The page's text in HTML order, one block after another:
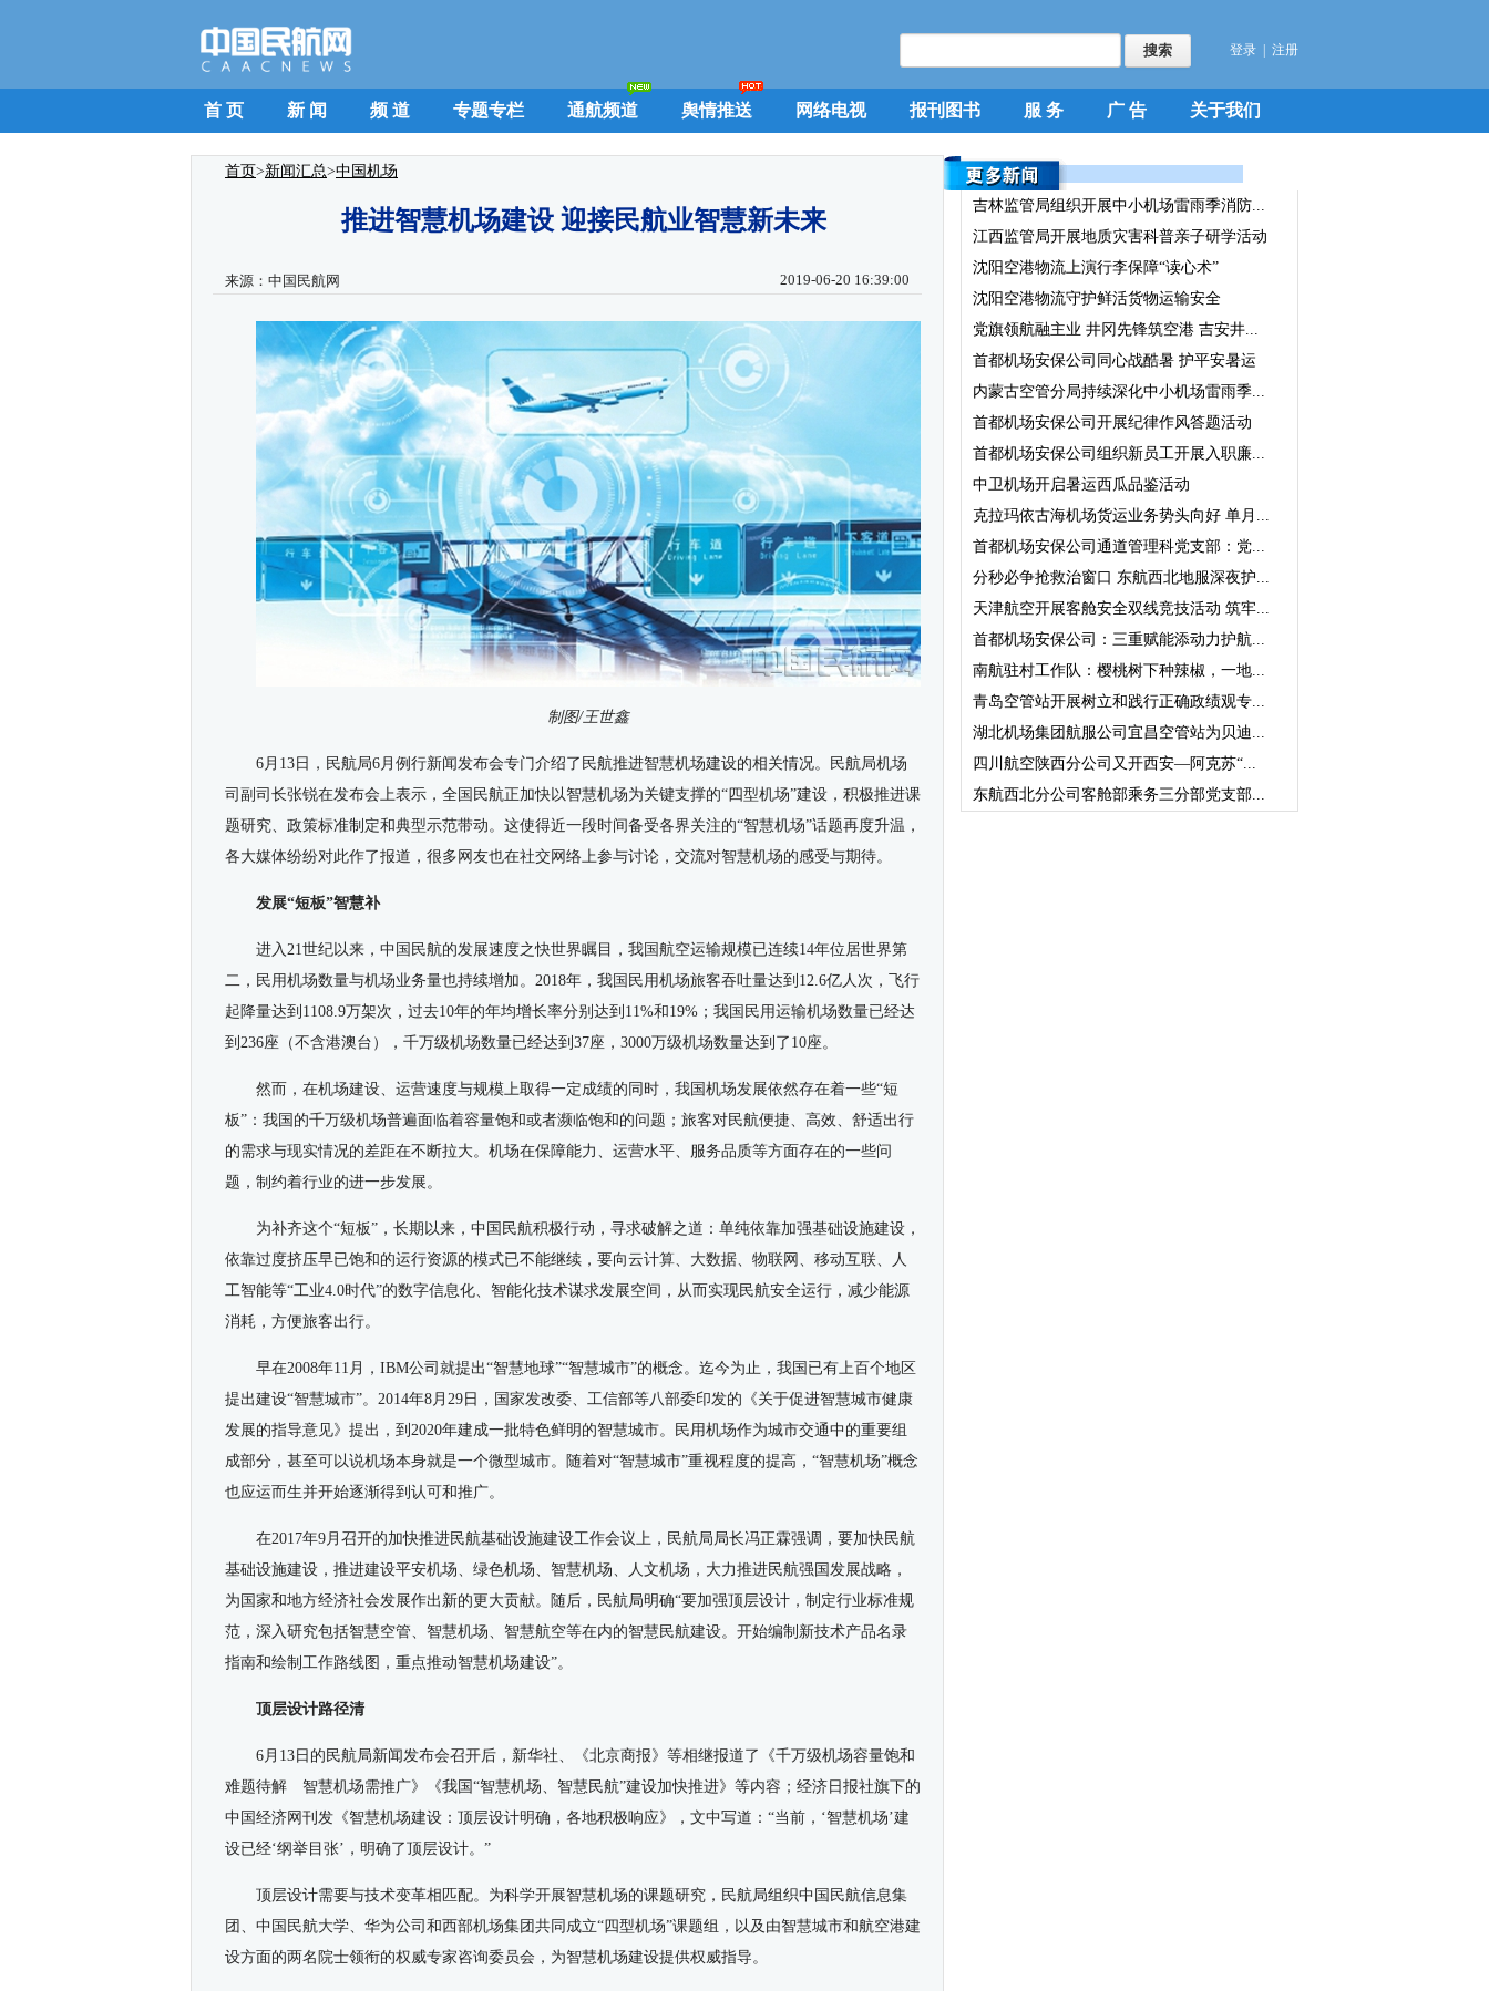
登录 注册
首 页 新 闻 频 道 专题专栏 通航频道 舆情推送 网络电视 报刊图书 服 务 广 告 关于我们
首页>新闻汇总>中国机场
推进智慧机场建设 迎接民航业智慧新未来
来源： 中国民航网 2019-06-20 16:39:00
制图/王世鑫
6月13日，民航局6月例行新闻发布会专门介绍了民航推进智慧机场建设的相关情况。民航局机场
司副司长张锐在发布会上表示，全国民航正加快以智慧机场为关键支撑的“四型机场”建设，积极推进课
题研究、政策标准制定和典型示范带动。这使得近一段时间备受各界关注的“智慧机场”话题再度升温，
各大媒体纷纷对此作了报道，很多网友也在社交网络上参与讨论，交流对智慧机场的感受与期待。
发展“短板”智慧补
进入21世纪以来，中国民航的发展速度之快世界瞩目，我国航空运输规模已连续14年位居世界第
二，民用机场数量与机场业务量也持续增加。2018年，我国民用机场旅客吞吐量达到12.6亿人次，飞行
起降量达到1108.9万架次，过去10年的年均增长率分别达到11%和19%；我国民用运输机场数量已经达
到236座（不含港澳台），千万级机场数量已经达到37座，3000万级机场数量达到了10座。
然而，在机场建设、运营速度与规模上取得一定成绩的同时，我国机场发展依然存在着一些“短
板”：我国的千万级机场普遍面临着容量饱和或者濒临饱和的问题；旅客对民航便捷、高效、舒适出行
的需求与现实情况的差距在不断拉大。机场在保障能力、运营水平、服务品质等方面存在的一些问
题，制约着行业的进一步发展。
为补齐这个“短板”，长期以来，中国民航积极行动，寻求破解之道：单纯依靠加强基础设施建设，
依靠过度挤压早已饱和的运行资源的模式已不能继续，要向云计算、大数据、物联网、移动互联、人
工智能等“工业4.0时代”的数字信息化、智能化技术谋求发展空间，从而实现民航安全运行，减少能源
消耗，方便旅客出行。
早在2008年11月，IBM公司就提出“智慧地球”“智慧城市”的概念。迄今为止，我国已有上百个地区
提出建设“智慧城市”。2014年8月29日，国家发改委、工信部等八部委印发的《关于促进智慧城市健康
发展的指导意见》提出，到2020年建成一批特色鲜明的智慧城市。民用机场作为城市交通中的重要组
成部分，甚至可以说机场本身就是一个微型城市。随着对“智慧城市”重视程度的提高，“智慧机场”概念
也应运而生并开始逐渐得到认可和推广。
在2017年9月召开的加快推进民航基础设施建设工作会议上，民航局局长冯正霖强调，要加快民航
基础设施建设，推进建设平安机场、绿色机场、智慧机场、人文机场，大力推进民航强国发展战略，
为国家和地方经济社会发展作出新的更大贡献。随后，民航局明确“要加强顶层设计，制定行业标准规
范，深入研究包括智慧空管、智慧机场、智慧航空等在内的智慧民航建设。开始编制新技术产品名录
指南和绘制工作路线图，重点推动智慧机场建设”。
顶层设计路径清
6月13日的民航局新闻发布会召开后，新华社、《北京商报》等相继报道了《千万级机场容量饱和
难题待解 智慧机场需推广》《我国“智慧机场、智慧民航”建设加快推进》等内容；经济日报社旗下的
中国经济网刊发《智慧机场建设：顶层设计明确，各地积极响应》，文中写道：“当前，‘智慧机场’建
设已经‘纲举目张’，明确了顶层设计。”
顶层设计需要与技术变革相匹配。为科学开展智慧机场的课题研究，民航局组织中国民航信息集
团、中国民航大学、华为公司和西部机场集团共同成立“四型机场”课题组，以及由智慧城市和航空港建
设方面的两名院士领衔的权威专家咨询委员会，为智慧机场建设提供权威指导。
吉林监管局组织开展中小机场雷雨季消防...
江西监管局开展地质灾害科普亲子研学活动
沈阳空港物流上演行李保障“读心术”
沈阳空港物流守护鲜活货物运输安全
党旗领航融主业 井冈先锋筑空港 吉安井...
首都机场安保公司同心战酷暑 护平安暑运
内蒙古空管分局持续深化中小机场雷雨季...
首都机场安保公司开展纪律作风答题活动
首都机场安保公司组织新员工开展入职廉...
中卫机场开启暑运西瓜品鉴活动
克拉玛依古海机场货运业务势头向好 单月...
首都机场安保公司通道管理科党支部：党...
分秒必争抢救治窗口 东航西北地服深夜护...
天津航空开展客舱安全双线竞技活动 筑牢...
首都机场安保公司：三重赋能添动力护航...
南航驻村工作队：樱桃树下种辣椒，一地...
青岛空管站开展树立和践行正确政绩观专...
湖北机场集团航服公司宜昌空管站为贝迪...
四川航空陕西分公司又开西安—阿克苏“...
东航西北分公司客舱部乘务三分部党支部...